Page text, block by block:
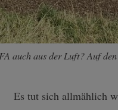
auch aus der Luft? Auf
Es tut sich allmählich